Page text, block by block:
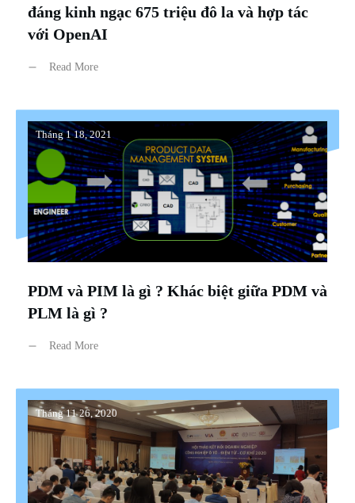
đáng kinh ngạc 675 triệu đô la và hợp tác
với OpenAI
Read More
Tháng 1 18, 2021
PDM và PIM là gì ? Khác biệt giữa PDM và
PLM là gì ?
Read More
Tháng 11 26, 2020